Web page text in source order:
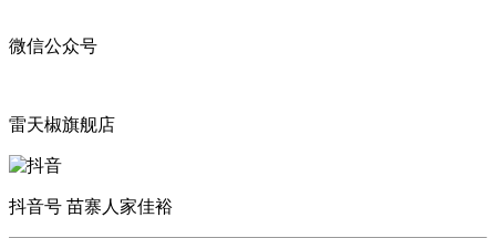
微信公众号
雷天椒旗舰店
抖音号 苗寨人家佳裕